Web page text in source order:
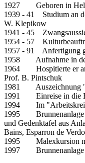
1927 Geboren in
1939 - 41 Studium an
W. Klepikow
1941 - 45
1954 - 57
1957 - 91 Anfertigung
1958 Aufnahme in
1964 Hospitierte er an
Prof. B. Pintschuk
1981 Auszeichnung "
1991 Einreise in die
1994 Im "Arbeitskreis
1995 Brunnenanlage
und Gedenktafel aus
Bains, Esparron de
1995 Malexkursion
1997 Brunnenanlage